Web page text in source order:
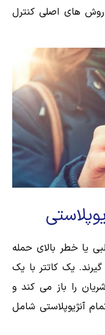
روش های اصلی کنترل
یا خطر بالای حمله
یک کاتتر با یک
را باز می کند و
آنژیوپلاستی شامل